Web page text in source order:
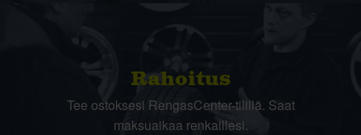
Rahoitus
Tee ostoksesi RengasCenter-tilillä. Saat
maksuaikaa renkaillesi.